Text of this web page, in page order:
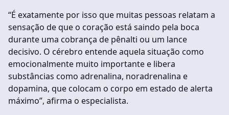
“É exatamente por isso que muitas pessoas relatam a
sensação de que o coração está saindo pela boca
durante uma cobrança de pênalti ou um lance
decisivo. O cérebro entende aquela situação como
emocionalmente muito importante e libera
substâncias como adrenalina, noradrenalina e
dopamina, que colocam o corpo em estado de alerta
máximo”, afirma o especialista.